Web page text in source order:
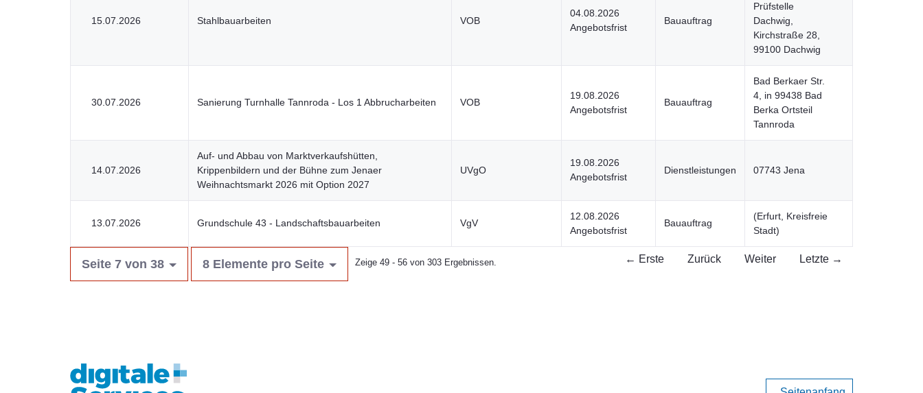
15.07.2026 Stahlbauarbeiten VOB
04.08.2026
Angebotsfrist
Bauauftrag
Prüfstelle
Dachwig,
Kirchstraße 28,
99100 Dachwig
30.07.2026 Sanierung Turnhalle Tannroda - Los 1 Abbrucharbeiten VOB
19.08.2026
Angebotsfrist
Bauauftrag
Bad Berkaer Str.
4, in 99438 Bad
Berka Ortsteil
Tannroda
14.07.2026
Auf- und Abbau von Marktverkaufshütten,
Krippenbildern und der Bühne zum Jenaer
Weihnachtsmarkt 2026 mit Option 2027
UVgO
19.08.2026
Angebotsfrist
Dienstleistungen 07743 Jena
13.07.2026 Grundschule 43 - Landschaftsbauarbeiten VgV
12.08.2026
Angebotsfrist
Bauauftrag
(Erfurt, Kreisfreie
Stadt)
Seite 7 von 38 8 Elemente pro Seite Zeige 49 - 56 von 303 Ergebnissen. ← Erste Zurück Weiter Letzte →